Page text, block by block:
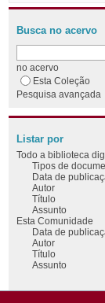
Busca no acervo
no acervo
Esta Coleção
Pesquisa avançada
Listar por
Todo a biblioteca
Tipos de
Data de
Autor
Título
Assunto
Esta Comunidade
Data de
Autor
Título
Assunto